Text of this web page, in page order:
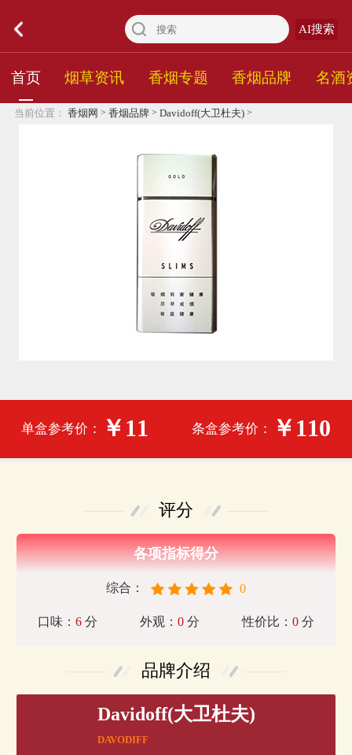
AI搜索
首页 烟草资讯 香烟专题 香烟品牌 名酒
当前位置： 香烟网 > 香烟品牌 > Davidoff(大卫杜夫)>
单盒参考价： ￥11 条盒参考价： ￥110
评分
各项指标得分
综合： 0
口味： 6分 外观： 0 分 性价比：0 分
品牌介绍
Davidoff(大卫杜夫)
DAVODIFF